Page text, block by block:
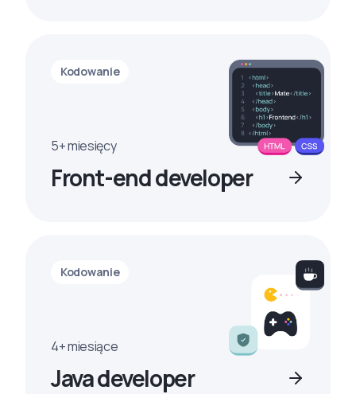
Kodowanie
5+ miesięcy
Front-end developer
Kodowanie
4+ miesiące
Java developer